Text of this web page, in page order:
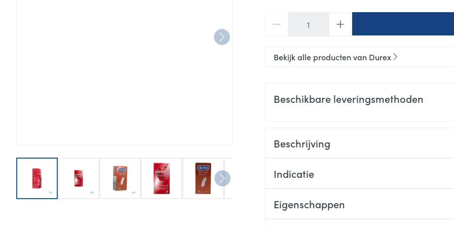
View larger imageView larger imageView larger imageView larger image
Bekijk alle producten van Durex
Beschikbare leveringsmethoden
Beschrijving
Indicatie
Eigenschappen